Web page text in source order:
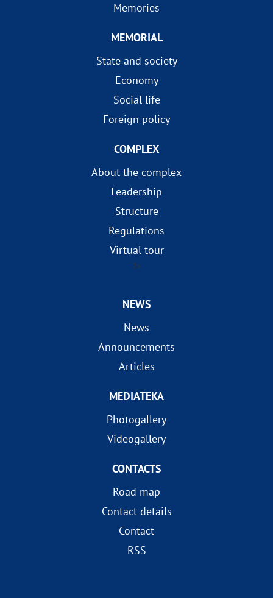
Memories
MEMORIAL
State and society
Economy
Social life
Foreign policy
COMPLEX
About the complex
Leadership
Structure
Regulations
Virtual tour
?>
NEWS
News
Announcements
Articles
MEDIATEKA
Photogallery
Videogallery
CONTACTS
Road map
Contact details
Contact
RSS